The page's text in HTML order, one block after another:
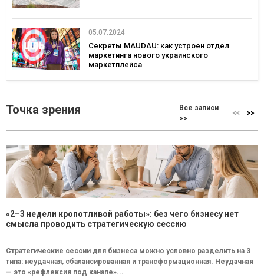
05.07.2024
Секреты MAUDAU: как устроен отдел
маркетинга нового украинского
маркетплейса
Точка зрения
Все записи
>>
«2–3 недели кропотливой работы»: без чего бизнесу нет
смысла проводить стратегическую сессию
Стратегические сессии для бизнеса можно условно разделить на 3
типа: неудачная, сбалансированная и трансформационная. Неудачная
— это «рефлексия под канапе»...